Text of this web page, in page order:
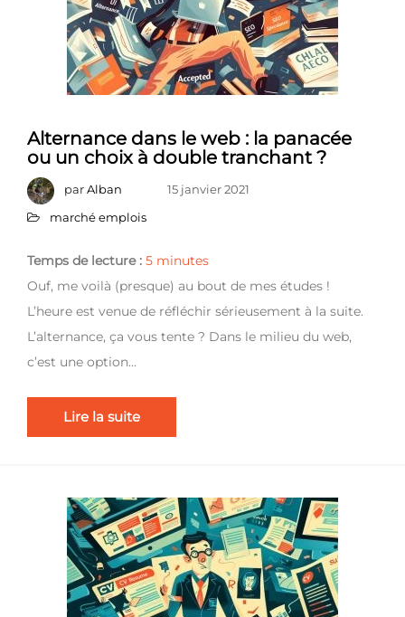
Alternance dans le web : la panacée
ou un choix à double tranchant ?
parAlban
15 janvier 2021
marché emplois
Temps de lecture : 5 minutes
Ouf, me voilà (presque) au bout de mes études !
L’heure est venue de réfléchir sérieusement à la suite.
L’alternance, ça vous tente ? Dans le milieu du web,
c’est une option…
Lire la suite